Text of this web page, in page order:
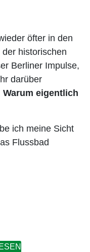
öfter in den
historischen
Berliner Impulse,
darüber
Warum eigentlich
ich meine Sicht
Flussbad